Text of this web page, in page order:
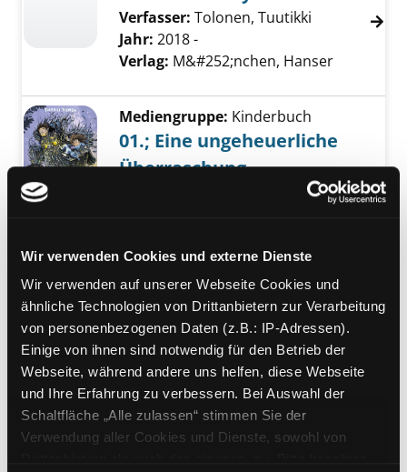
Wir verwenden Cookies und externe Dienste
Wir verwenden auf unserer Webseite Cookies und
ähnliche Technologien von Drittanbietern zur Verarbeitung
von personenbezogenen Daten (z.B.: IP-Adressen).
Einige von ihnen sind notwendig für den Betrieb der
Webseite, während andere uns helfen, diese Webseite
und Ihre Erfahrung zu verbessern. Bei Auswahl der
Schaltfläche „Alle zulassen“ stimmen Sie der
Verwendung aller Cookies und Dienste, sowohl von
Verfasser: Tolonen, Tuutikki
Jahr: 2018 -
Verlag: M&#252;nchen, Hanser
Exemplar-Details von 01.; Eine
Mediengruppe: Kinderbuch
01.; Eine ungeheuerliche
Überraschung
Suche nach diesem Verfasser
München, Hanser
Bandangabe:01.
Exemplar-Details von 02.; Ein unterirdisches
Mediengruppe:Kinderbuch
02.; Ein unterirdisches
Abenteuer
Suche nach diesem Verfasser
Jahr:2018 Verlag:München, Hanser
Übergeordnetes Werk:
Monsternanny
Bandangabe: 02.